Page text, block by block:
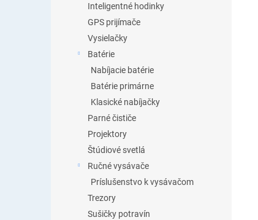
Inteligentné hodinky
GPS prijímače
Vysielačky
Batérie
Nabíjacie batérie
Batérie primárne
Klasické nabíjačky
Parné čističe
Projektory
Štúdiové svetlá
Ručné vysávače
Príslušenstvo k vysávačom
Trezory
Sušičky potravín